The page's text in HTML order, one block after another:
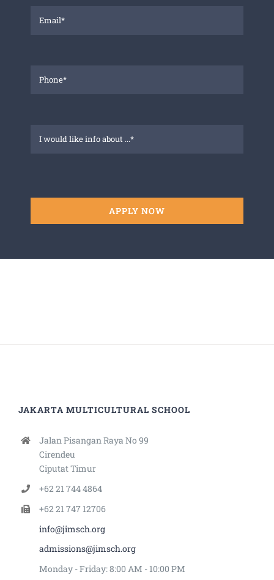
APPLY NOW
JAKARTA MULTICULTURAL SCHOOL
Jalan Pisangan Raya No 99
Cirendeu
Ciputat Timur
+62 21 744 4864
+62 21 747 12706
info@jimsch.org
admissions@jimsch.org
Monday - Friday: 8:00 AM - 10:00 PM